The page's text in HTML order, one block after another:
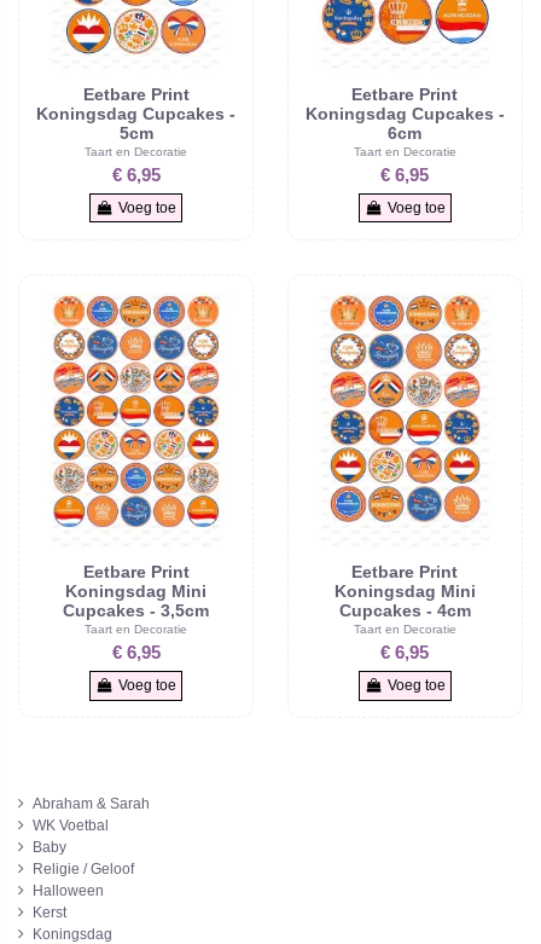
Eetbare Print
Koningsdag Cupcakes -
5cm
Taart en Decoratie
€ 6,95
Voeg toe
Eetbare Print
Koningsdag Cupcakes -
6cm
Taart en Decoratie
€ 6,95
Voeg toe
Eetbare Print
Koningsdag Mini
Cupcakes - 3,5cm
Taart en Decoratie
€ 6,95
Voeg toe
Eetbare Print
Koningsdag Mini
Cupcakes - 4cm
Taart en Decoratie
€ 6,95
Voeg toe
Abraham & Sarah
WK Voetbal
Baby
Religie / Geloof
Halloween
Kerst
Koningsdag